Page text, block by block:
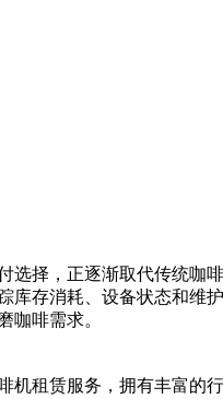
选择，正逐渐取代传统咖
库存消耗、设备状态和
咖啡需求。
机租赁服务，拥有丰富的